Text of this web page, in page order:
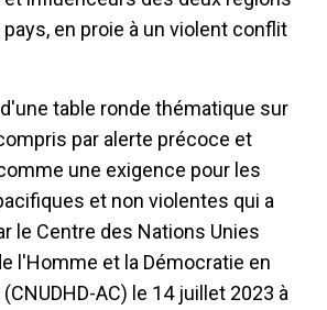
en proie à un violent conflit
table ronde thématique sur
par alerte précoce et
une exigence pour les
et non violentes qui a
le Centre des Nations Unies
l'Homme et la Démocratie en
AC) le 14 juillet 2023 à